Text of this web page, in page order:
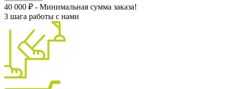
40 000 ₽ - Минимальная сумма заказа!
3 шага работы с нами